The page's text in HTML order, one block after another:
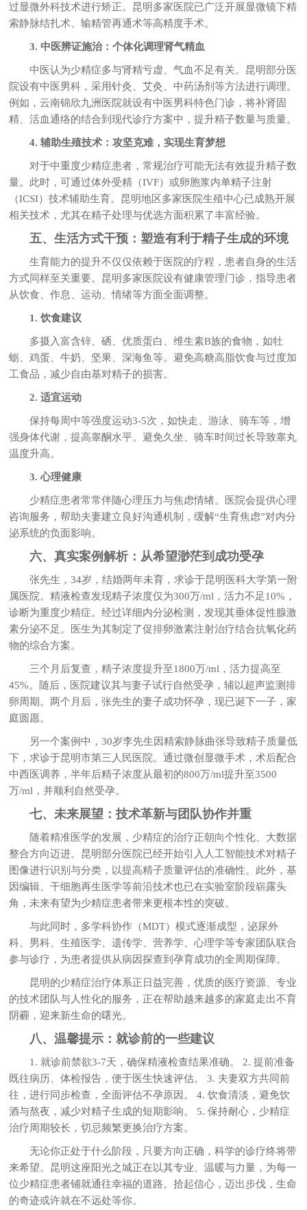
过显微外科技术进行矫正。昆明多家医院已广泛开展显微镜下精
索静脉结扎术、输精管再通术等高精度手术。
3. 中医辨证施治：个体化调理肾气精血
中医认为少精症多与肾精亏虚、气血不足有关。昆明部分医
院设有中医男科，采用针灸、艾灸、中药汤剂等方法进行调理。
例如，云南锦欣九洲医院就设有中医男科特色门诊，将补肾固
精、活血通络的结合到现代诊疗方案中，提升精子数量与质量。
4. 辅助生殖技术：攻坚克难，实现生育梦想
对于中重度少精症患者，常规治疗可能无法有效提升精子数
量。此时，可通过体外受精（IVF）或卵胞浆内单精子注射
（ICSI）技术辅助生育。昆明地区多家医院生殖中心已成熟开展
相关技术，尤其在精子处理与优选方面积累了丰富经验。
五、生活方式干预：塑造有利于精子生成的环境
生育能力的提升不仅仅依赖于医院的疗程，患者自身的生活
方式同样至关重要。昆明多家医院设有健康管理门诊，指导患者
从饮食、作息、运动、情绪等方面全面调整。
1. 饮食建议
多摄入富含锌、硒、优质蛋白、维生素B族的食物，如牡
蛎、鸡蛋、牛奶、坚果、深海鱼等。避免高糖高脂饮食与过度加
工食品，减少自由基对精子的损害。
2. 适宜运动
保持每周中等强度运动3-5次，如快走、游泳、骑车等，增
强身体代谢，提高睾酮水平。避免久坐、骑车时间过长导致睾丸
温度升高。
3. 心理健康
少精症患者常常伴随心理压力与焦虑情绪。医院会提供心理
咨询服务，帮助夫妻建立良好沟通机制，缓解“生育焦虑”对内分
泌系统的负面影响。
六、真实案例解析：从希望渺茫到成功受孕
张先生，34岁，结婚两年未育，求诊于昆明医科大学第一附
属医院。精液检查发现精子浓度仅为300万/ml，活力不足10%，
诊断为重度少精症。经过详细内分泌检测，发现其垂体促性腺激
素分泌不足。医生为其制定了促排卵激素注射治疗结合抗氧化药
物的综合方案。
三个月后复查，精子浓度提升至1800万/ml，活力提高至
45%。随后，医院建议其与妻子试行自然受孕，辅以超声监测排
卵周期。两个月后，张先生的妻子成功怀孕，现已诞下一子，家
庭圆愿。
另一个案例中，30岁李先生因精索静脉曲张导致精子质量低
下，求诊于昆明市第三人民医院。通过微创显微手术，术后配合
中西医调养，半年后精子浓度从最初的800万/ml提升至3500
万/ml，并顺利自然受孕。
七、未来展望：技术革新与团队协作并重
随着精准医学的发展，少精症的治疗正朝向个性化、大数据
整合方向迈进。昆明部分医院已经开始引入人工智能技术对精子
图像进行识别与分类，以提高精子质量评估的准确性。此外，基
因编辑、干细胞再生医学等前沿技术也已在实验室阶段崭露头
角，未来有望为少精症患者带来更根本性的突破。
与此同时，多学科协作（MDT）模式逐渐成型，泌尿外
科、男科、生殖医学、遗传学、营养学、心理学等专家团队联合
参与诊疗，为患者提供从病因探查到孕育成功的全周期保障。
昆明的少精症治疗体系正日益完善，优质的医疗资源、专业
的技术团队与人性化的服务，正在帮助越来越多的家庭走出不育
阴霾，迎来新生命的曙光。
八、温馨提示：就诊前的一些建议
1. 就诊前禁欲3-7天，确保精液检查结果准确。 2. 提前准备
既往病历、体检报告，便于医生快速评估。 3. 夫妻双方共同前
往，进行同步检查，全面评估不孕原因。 4. 饮食清淡，避免饮
酒与熬夜，减少对精子生成的短期影响。 5. 保持耐心，少精症
治疗周期较长，切忌频繁更换治疗方案。
无论你正处于什么阶段，只要方向正确，科学的诊疗终将带
来希望。昆明这座阳光之城正在以其专业、温暖与力量，为每一
位少精症患者铺就通往幸福的道路。拾起信心，迈出步伐，生命
的奇迹或许就在不远处等你。